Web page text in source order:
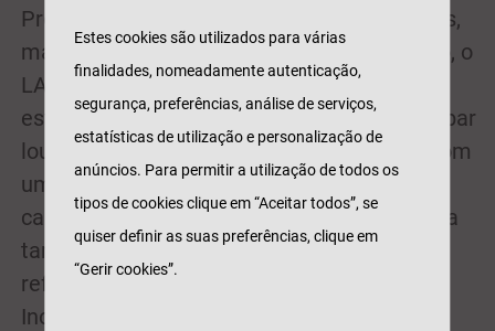
Projeto que promove a criação de empresas,
mas também o consumo cultural e artístico, o
LACS contempla espaços de coworking,
estúdios privados, ateliês, galerias de arte, bar
lounge, área de eventos e uma cobertura com
uma inspiradora vista 360º de Lisboa. Com
capacidade para receber 500 pessoas, conta
também com a presença de empresas de
referência como a Rock in Rio e a EDP
Inovação.
Estes cookies são utilizados para várias
finalidades, nomeadamente autenticação,
segurança, preferências, análise de serviços,
estatísticas de utilização e personalização de
anúncios. Para permitir a utilização de todos os
tipos de cookies clique em “Aceitar todos”, se
quiser definir as suas preferências, clique em
“Gerir cookies”.